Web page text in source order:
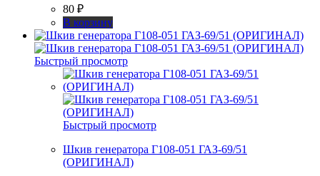
80 ₽
В корзину
Быстрый просмотр
Быстрый просмотр
Шкив генератора Г108-051 ГАЗ-69/51
(ОРИГИНАЛ)